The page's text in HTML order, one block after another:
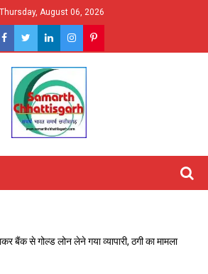
Thursday, August 06, 2026
बैंक से गोल्ड लोन लेने गया व्यापारी, ठगी का मामला